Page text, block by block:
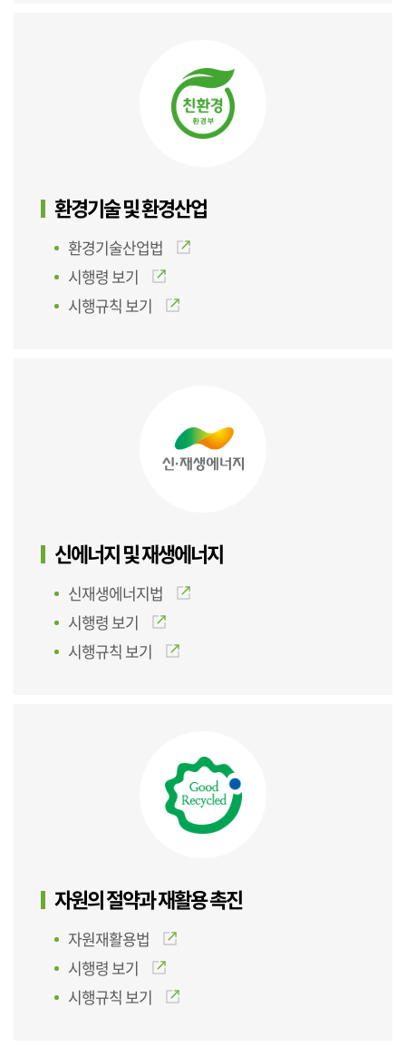
환경기술 및 환경산업
환경기술산업법
시행령 보기
시행규칙 보기
신에너지 및 재생에너지
신재생에너지법
시행령 보기
시행규칙 보기
자원의 절약과 재활용 촉진
자원재활용법
시행령 보기
시행규칙 보기